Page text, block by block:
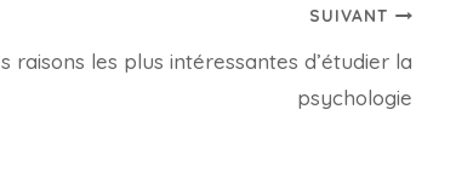
SUIVANT
raisons les plus intéressantes d’étudier la
psychologie